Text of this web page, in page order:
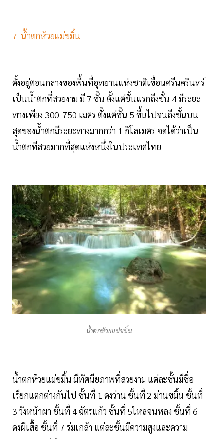
7. น้ำตกห้วยแม่ขมิ้น
ตั้งอยู่ตอนกลางของพื้นที่อุทยานแห่งชาติเขื่อนศรีนครินทร์
เป็นน้ำตกที่สวยงาม มี 7 ชั้น ตั้งแต่ชั้นแรกถึงชั้น 4 มีระยะ
ทางเพียง 300-750 เมตร ตั้งแต่ชั้น 5 ขึ้นไปจนถึงชั้นบน
สุดของน้ำตกมีระยะทางมากกว่า 1 กิโลเมตร จดได้ว่าเป็น
น้ำตกที่สวยมากที่สุดแห่งหนึ่งในประเทศไทย
น้ำตกห้วยแม่ขมิ้น
น้ำตกห้วยแม่ขมิ้น มีทัศนียภาพที่สวยงาม แต่ละชั้นมีชื่อ
เรียกแตกต่างกันไป ชั้นที่ 1 ดงว่าน ชั้นที่ 2 ม่านขมิ้น ชั้นที่
3 วังหน้าผา ชั้นที่ 4 ฉัตรแก้ว ชั้นที่ 5ไหลจนหลง ชั้นที่ 6
ดงผีเสื้อ ชั้นที่ 7 ร่มเกล้า แต่ละชั้นมีความสูงและความ